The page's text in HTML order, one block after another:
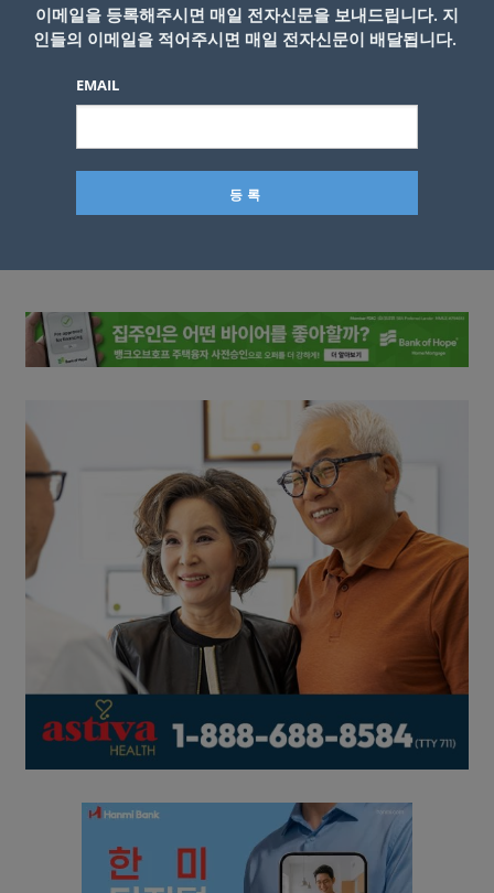
이메일을 등록해주시면 매일 전자신문을 보내드립니다. 지
인들의 이메일을 적어주시면 매일 전자신문이 배달됩니다.
EMAIL